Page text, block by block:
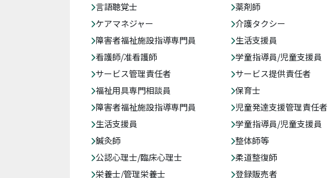
言語聴覚士
薬剤師
ケアマネジャー
介護タクシー
障害者福祉施設指導専門員
生活支援員
看護師/准看護師
学童指導員/児童支援員
サービス管理責任者
サービス提供責任者
福祉用具専門相談員
保育士
障害者福祉施設指導専門員
児童発達支援管理責任者
生活支援員
学童指導員/児童支援員
鍼灸師
整体師等
公認心理士/臨床心理士
柔道整復師
栄養士/管理栄養士
登録販売者